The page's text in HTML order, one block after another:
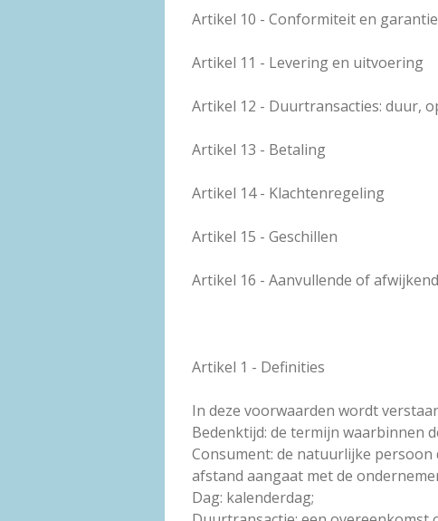
Artikel 10 - Conformiteit en garantie
Artikel 11 - Levering en uitvoering
Artikel 12 - Duurtransacties: duur,
Artikel 13 - Betaling
Artikel 14 - Klachtenregeling
Artikel 15 - Geschillen
Artikel 16 - Aanvullende of
Artikel 1 - Definities
In deze voorwaarden wordt
Bedenktijd: de termijn waarbinnen
Consument: de natuurlijke
afstand aangaat met de
Dag: kalenderdag;